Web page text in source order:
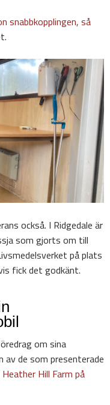
snabbkopplingen, så
också. I Ridgedale är
som gjorts om till
på plats
fick det godkänt.
om sina
av de som presenterade
Hill Farm på